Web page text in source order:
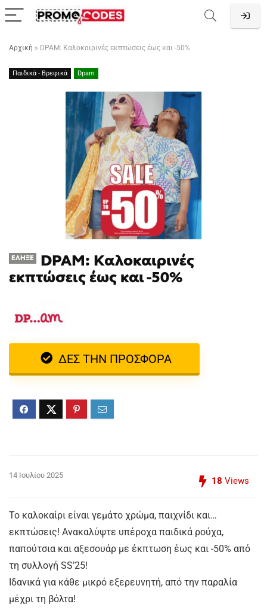
Αρχική » DPAM: Καλοκαιρινές εκπτώσεις έως και -50%
Παιδικά - Βρεφικά Dpam
ΈΛΗΞΕ
DPAM: Καλοκαιρινές
εκπτώσεις έως και -50%
ΔΕΣ ΤΗΝ ΠΡΟΣΦΟΡΑ
14 Ιουλίου 2025
18 Views
Το καλοκαίρι είναι γεμάτο χρώμα, παιχνίδι και…
εκπτώσεις! Ανακαλύψτε υπέροχα παιδικά ρούχα,
παπούτσια και αξεσουάρ με έκπτωση έως και -50% από
τη συλλογή SS’25!
Ιδανικά για κάθε μικρό εξερευνητή, από την παραλία
μέχρι τη βόλτα!